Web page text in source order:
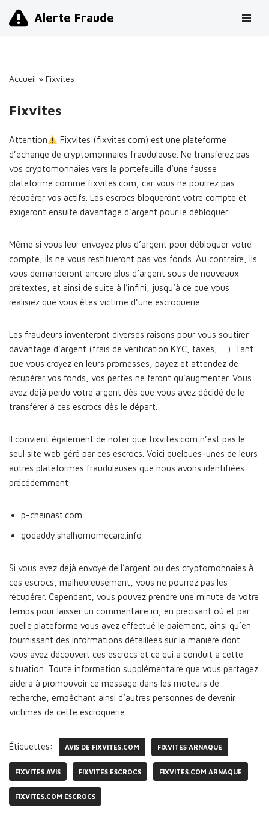
Alerte Fraude
Accueil » Fixvites
Fixvites
Attention
Fixvites (fixvites.com) est une plateforme
d’échange de cryptomonnaies frauduleuse. Ne transférez pas
vos cryptomonnaies vers le portefeuille d’une fausse
plateforme comme fixvites.com, car vous ne pourrez pas
récupérer vos actifs. Les escrocs bloqueront votre compte et
exigeront ensuite davantage d’argent pour le débloquer.
Même si vous leur envoyez plus d’argent pour débloquer votre
compte, ils ne vous restitueront pas vos fonds. Au contraire, ils
vous demanderont encore plus d’argent sous de nouveaux
prétextes, et ainsi de suite à l’infini, jusqu’à ce que vous
réalisiez que vous êtes victime d’une escroquerie.
Les fraudeurs inventeront diverses raisons pour vous soutirer
davantage d’argent (frais de vérification KYC, taxes, …). Tant
que vous croyez en leurs promesses, payez et attendez de
récupérer vos fonds, vos pertes ne feront qu’augmenter. Vous
avez déjà perdu votre argent dès que vous avez décidé de le
transférer à ces escrocs dès le départ.
Il convient également de noter que fixvites.com n’est pas le
seul site web géré par ces escrocs. Voici quelques-unes de leurs
autres plateformes frauduleuses que nous avons identifiées
précédemment:
p-chainast.com
godaddy.shalhomomecare.info
Si vous avez déjà envoyé de l’argent ou des cryptomonnaies à
ces escrocs, malheureusement, vous ne pourrez pas les
récupérer. Cependant, vous pouvez prendre une minute de votre
temps pour laisser un commentaire ici, en précisant où et par
quelle plateforme vous avez effectué le paiement, ainsi qu’en
fournissant des informations détaillées sur la manière dont
vous avez découvert ces escrocs et ce qui a conduit à cette
situation. Toute information supplémentaire que vous partagez
aidera à promouvoir ce message dans les moteurs de
recherche, empêchant ainsi d’autres personnes de devenir
victimes de cette escroquerie.
Étiquettes: AVIS DE FIXVITES.COM FIXVITES ARNAQUE
FIXVITES AVIS FIXVITES ESCROCS FIXVITES.COM ARNAQUE
FIXVITES.COM ESCROCS